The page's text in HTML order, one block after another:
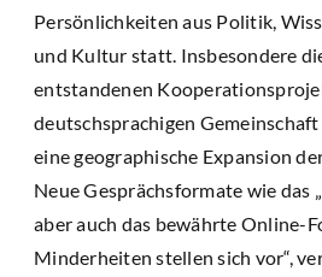
Persönlichkeiten aus Politik,
und Kultur statt. Insbesondere
entstandenen
deutschsprachigen
eine geographische Expansion
Neue Gesprächsformate wie das
aber auch das bewährte Online-
Minderheiten stellen sich vor“,